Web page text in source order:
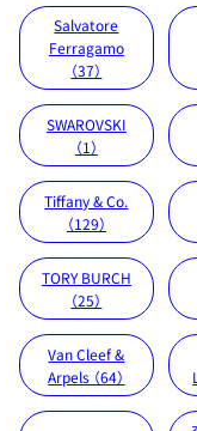
Salvatore
Ferragamo
（37）
SWAROVSKI
（1）
Tiffany & Co.
（129）
TORY BURCH
（25）
Van Cleef &
Arpels （64）